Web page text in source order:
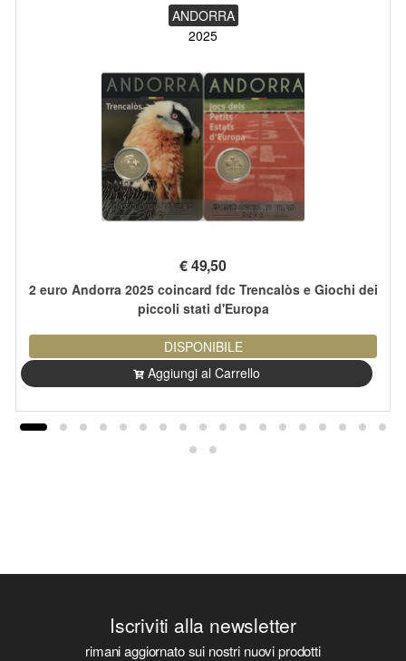
ANDORRA
2025
€49,50
2 euro Andorra 2025 coincard fdc Trencalòs e Giochi dei
piccoli stati d'Europa
DISPONIBILE
Aggiungi al Carrello
Iscriviti alla newsletter
rimani aggiornato sui nostri nuovi prodotti